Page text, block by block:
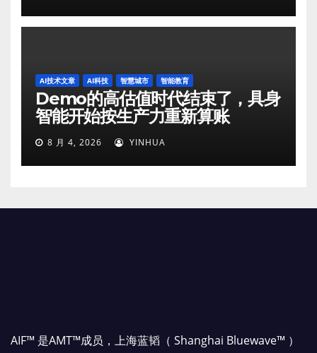
AI技术文章 AI科技 智慧城市 智能教育
Demo的高估值时代结束了，具身
智能开始按生产力重新算账
8 月 4, 2026 YINHUA
AIF™ 是AMT™成员，上海蓝韬（ Shanghai Bluewave™ ）